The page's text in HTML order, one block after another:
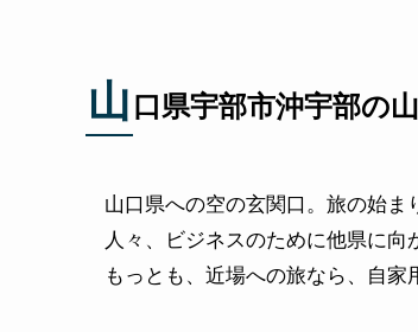
山口県宇部市沖宇部の
山口県への空の玄関口。旅の始
人々、ビジネスのために他県に
もっとも、近場への旅なら、自家